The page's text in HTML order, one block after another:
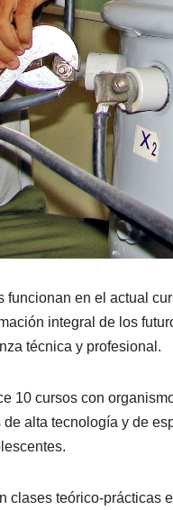
en el actual
integral de los
técnica y profesional.
10 cursos con
alta tecnología y de
clases teórico-prácticas